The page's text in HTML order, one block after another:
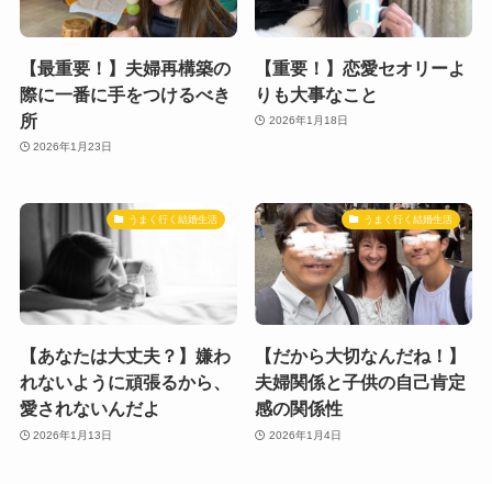
【最重要！】夫婦再構築の
際に一番に手をつけるべき
所
2026年1月23日
【重要！】恋愛セオリーよ
りも大事なこと
2026年1月18日
うまく行く結婚生活
【あなたは大丈夫？】嫌わ
れないように頑張るから、
愛されないんだよ
2026年1月13日
うまく行く結婚生活
【だから大切なんだね！】
夫婦関係と子供の自己肯定
感の関係性
2026年1月4日